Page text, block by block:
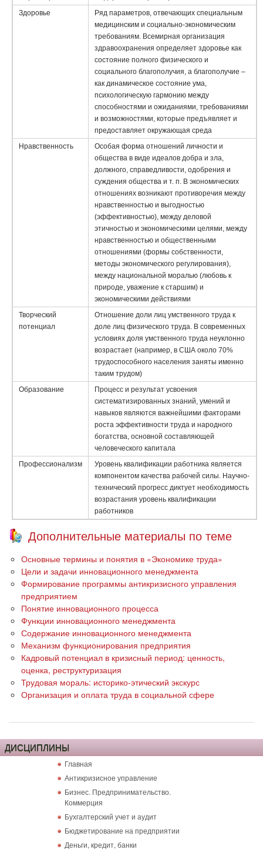
Здоровье
Ряд параметров, отвечающих специальным
медицинским и социально-экономическим
требованиям. Всемирная организация
здравоохранения определяет здоровье как
состояние полного физического и
социального благополучия, а благополучие –
как динамическое состояние ума,
психологическую гармонию между
способностями и ожиданиями, требованиями
и возможностями, которые предъявляет и
предоставляет окружающая среда
Нравственность
Особая форма отношений личности и
общества в виде идеалов добра и зла,
должного, справедливости, одобрения и
суждения общества и т. п. В экономических
отношениях возникают противоречия между
нравственностью и выгодностью
(эффективностью), между деловой
этичностью и экономическими целями, между
нравственностью и общественными
отношениями (формы собственности,
методы экономического регулирования),
между национальной моралью (любовь к
природе, уважение к старшим) и
экономическими действиями
Творческий
потенциал
Отношение доли лиц умственного труда к
доле лиц физического труда. В современных
условиях доля умственного труда неуклонно
возрастает (например, в США около 70%
трудоспособного населения заняты именно
таким трудом)
Образование
Процесс и результат усвоения
систематизированных знаний, умений и
навыков являются важнейшими факторами
роста эффективности труда и народного
богатства, основной составляющей
человеческого капитала
Профессионализм
Уровень квалификации работника является
компонентом качества рабочей силы. Научно-
техничес­кий прогресс диктует необходимость
возрастания уровень квалификации
работников
Дополнительные материалы по теме
Основные термины и понятия в «Экономике труда»
Цели и задачи инновационного менеджмента
Формирование программы антикризисного управления
предприятием
Понятие инновационного процесса
Функции инновационного менеджмента
Содержание инновационного менеджмента
Механизм функционирования предприятия
Кадровый потенциал в кризисный период: ценность,
оценка, реструктуризация
Трудовая мораль: историко-этический экскурс
Организация и оплата труда в социальной сфере
ДИСЦИПЛИНЫ
Главная
Антикризисное управление
Бизнес. Предпринимательство.
Коммерция
Бухгалтерский учет и аудит
Бюджетирование на предприятии
Деньги, кредит, банки